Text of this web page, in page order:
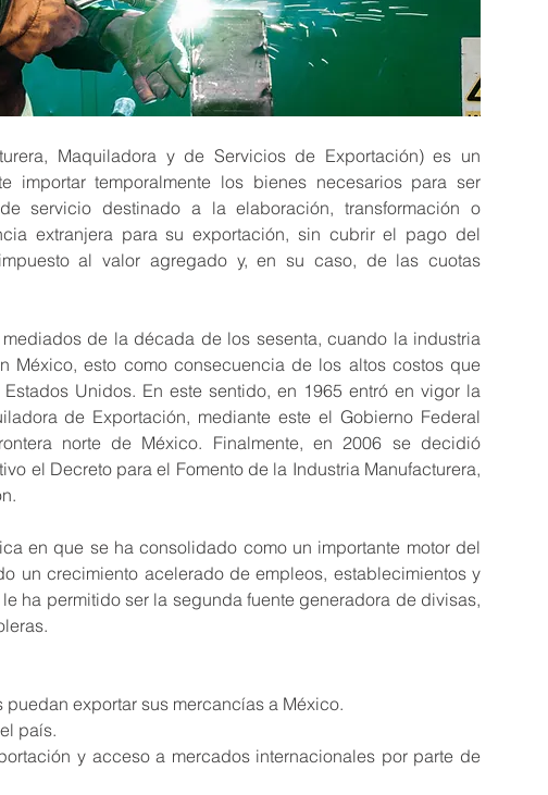
Maquiladora y de Servicios de Exportación) es un
importar temporalmente los bienes necesarios para ser
servicio destinado a la elaboración, transformación o
extranjera para su exportación, sin cubrir el pago del
al valor agregado y, en su caso, de las cuotas
de la década de los sesenta, cuando la industria
México, esto como consecuencia de los altos costos que
Unidos. En este sentido, en 1965 entró en vigor la
de Exportación, mediante este el Gobierno Federal
norte de México. Finalmente, en 2006 se decidió
el Decreto para el Fomento de la Industria Manufacturera,
en que se ha consolidado como un importante motor del
un crecimiento acelerado de empleos, establecimientos y
ha permitido ser la segunda fuente generadora de divisas,
exportar sus mercancías a México.
país.
y acceso a mercados internacionales por parte de